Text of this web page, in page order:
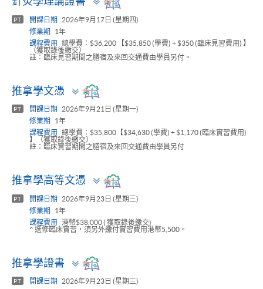
panel
PT 開課日期
2026年9月17日 (星期四)
修業期
1年
課程費用
總學費：$36,200 【$35,850 (學費) + $350 (臨床見習費用) 】
（獲取錄後繳交）
註：臨床見習期間之膳宿及來回交通費由學員另付。
推拿學文憑
Toggle
panel
PT 開課日期
2026年9月21日 (星期一)
修業期
1年
課程費用
總學費：$35,800【$34,630 (學費) + $1,170 (臨床實習費用)
】（獲取錄後繳交）
註：臨床實習期間之膳宿及來回交通費由學員另付
推拿學高等文憑
Toggle
panel
PT 開課日期
2026年9月23日 (星期三)
修業期
1年
課程費用
港幣$38,000 ( 獲取錄後繳交)
^ 選修臨床實習，須另外繳付實習費用港幣5,500。
推拿學證書
Toggle
panel
PT 開課日期
2026年9月23日 (星期三)